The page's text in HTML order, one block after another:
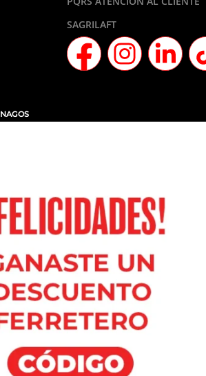
SAGRILAFT